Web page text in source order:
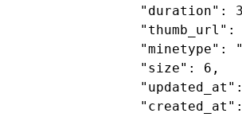
"duration":
"minetype":
                "size": 6,